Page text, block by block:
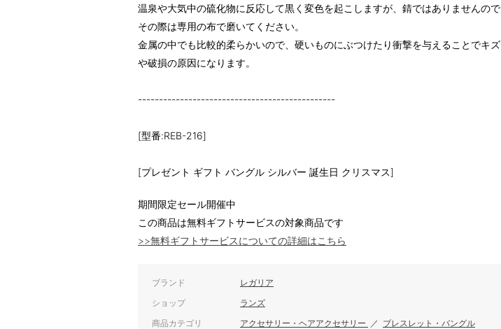
温泉や大気中の硫化物に反応して黒く変色を起こしますが、錆ではありませんので
その際は専用の布で磨いてください。
金属の中でも比較的柔らかいので、硬いものにぶつけたり衝撃を与えることでキズ
や破損の原因になります。
-----------------------------------------------
[型番:REB-216]
[プレゼント ギフト バングル シルバー 誕生日 クリスマス]
期間限定セール開催中
この商品は無料ギフトサービスの対象商品です
>>無料ギフトサービスについての詳細はこちら
ブランド レガリア
ショップ ランズ
商品カテゴリ アクセサリー・ヘアアクセサリー ／ ブレスレット・バングル